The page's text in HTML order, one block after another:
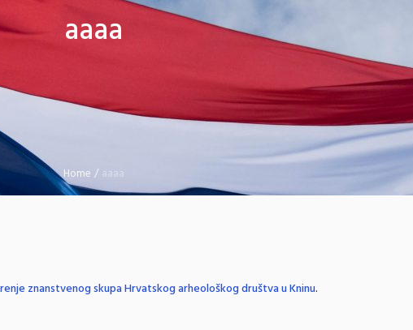
aaaa
Home /aaaa
znanstvenog skupa Hrvatskog arheološkog društva u Kninu.